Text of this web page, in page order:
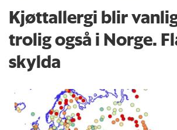
Kjøttallergi blir
trolig også i Norge.
skylda